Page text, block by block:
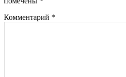
Комментарий *